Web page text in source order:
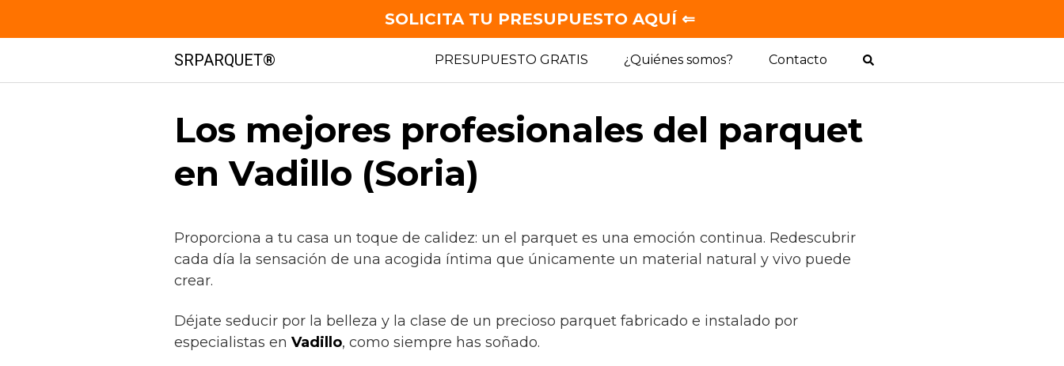
contenido
SRPARQUET® PRESUPUESTO GRATIS ¿Quiénes somos? Contacto
Los mejores profesionales del parquet
en Vadillo (Soria)
Proporciona a tu casa un toque de calidez: un el parquet es una emoción continua. Redescubrir
cada día la sensación de una acogida íntima que únicamente un material natural y vivo puede
crear.
Déjate seducir por la belleza y la clase de un precioso parquet fabricado e instalado por
especialistas en Vadillo, como siempre has soñado.
SOLICITA TU PRESUPUESTO AQUÍ ⇐